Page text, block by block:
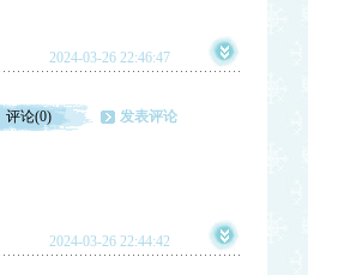
2024-03-26 22:46:47
评论(0) 发表评论
2024-03-26 22:44:42